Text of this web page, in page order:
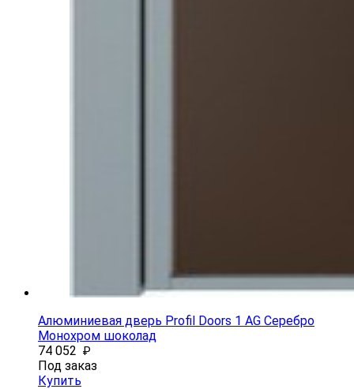
Алюминиевая дверь Profil Doors 1 AG Серебро
Монохром шоколад
74 052 ₽
Под заказ
Купить